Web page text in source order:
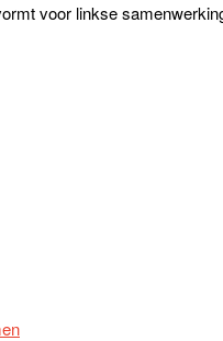
voor linkse